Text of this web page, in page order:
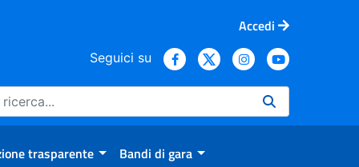
Accedi
Seguici su
trasparente Bandi di gara